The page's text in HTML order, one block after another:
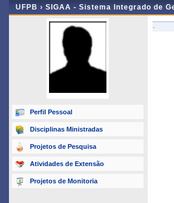
UFPB › SIGAA - Sistema Integrado de
Perfil Pessoal
Disciplinas Ministradas
Projetos de Pesquisa
Atividades de Extensão
Projetos de Monitoria
-